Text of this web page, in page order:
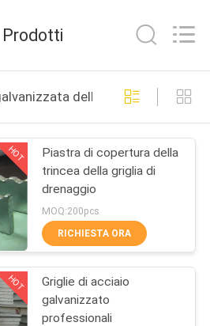
a maglia
138
della
107
Prodotti
dell'acciaio
HOT
Piastra di copertura della
trincea della griglia di
drenaggio
MOQ:200pcs
RICHIESTA ORA
HOT
Griglie di acciaio
galvanizzato
professionali